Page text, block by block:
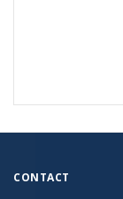
CONTACT